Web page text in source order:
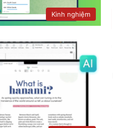
Kinh nghiệm